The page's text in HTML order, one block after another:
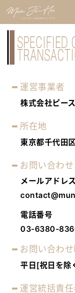
SPECIFIED
運営事業者
株式会社ピー
所在地
東京都千代田
お問い合わせ
メールアドレス
電話番号
03-6380-
お問い合わせ
平日[祝日を
運営統括責任